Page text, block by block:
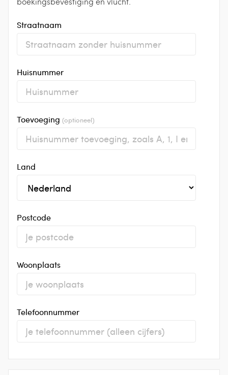
Straatnaam
Huisnummer
Toevoeging (optioneel)
Land
Postcode
Woonplaats
Telefoonnummer